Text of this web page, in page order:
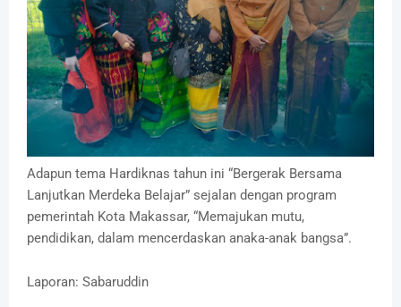
Adapun tema Hardiknas tahun ini “Bergerak Bersama
Lanjutkan Merdeka Belajar” sejalan dengan program
pemerintah Kota Makassar, “Memajukan mutu,
pendidikan, dalam mencerdaskan anaka-anak bangsa”.
Laporan: Sabaruddin